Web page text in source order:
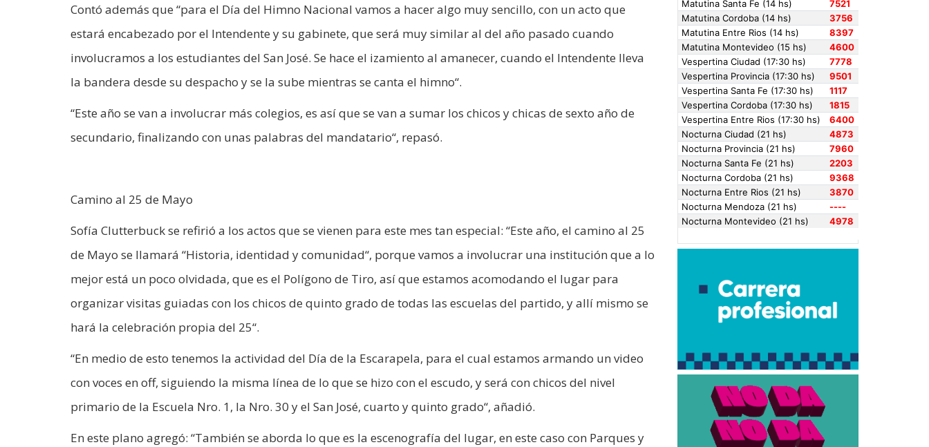
Contó además que “para el Día del Himno Nacional vamos a hacer algo muy sencillo, con un acto que
estará encabezado por el Intendente y su gabinete, que será muy similar al del año pasado cuando
involucramos a los estudiantes del San José. Se hace el izamiento al amanecer, cuando el Intendente lleva
la bandera desde su despacho y se la sube mientras se canta el himno“.
“Este año se van a involucrar más colegios, es así que se van a sumar los chicos y chicas de sexto año de
secundario, finalizando con unas palabras del mandatario“, repasó.
Camino al 25 de Mayo
Sofía Clutterbuck se refirió a los actos que se vienen para este mes tan especial: “Este año, el camino al 25
de Mayo se llamará “Historia, identidad y comunidad“, porque vamos a involucrar una institución que a lo
mejor está un poco olvidada, que es el Polígono de Tiro, así que estamos acomodando el lugar para
organizar visitas guiadas con los chicos de quinto grado de todas las escuelas del partido, y allí mismo se
hará la celebración propia del 25“.
“En medio de esto tenemos la actividad del Día de la Escarapela, para el cual estamos armando un video
con voces en off, siguiendo la misma línea de lo que se hizo con el escudo, y será con chicos del nivel
primario de la Escuela Nro. 1, la Nro. 30 y el San José, cuarto y quinto grado“, añadió.
En este plano agregó: “También se aborda lo que es la escenografía del lugar, en este caso con Parques y